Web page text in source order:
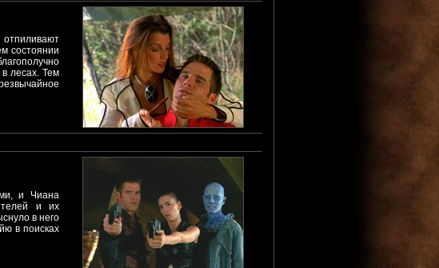
состоянии
лесах. Тем
и Чиана
и их
в него
в поисках